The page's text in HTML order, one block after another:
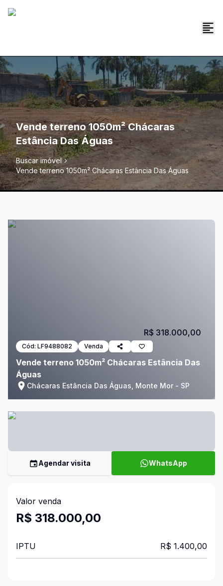
Vende terreno 1050m² Chácaras
Estância Das Águas
Buscar imóvel
Vende terreno 1050m² Chácaras Estância Das Águas
Cód: LF9488082 Venda
Vende terreno 1050m² Chácaras Estância Das
Águas
Chácaras Estância Das Águas, Monte Mor - SP
R$ 318.000,00
Agendar visita WhatsApp
Valor venda
R$ 318.000,00
IPTU R$ 1.400,00